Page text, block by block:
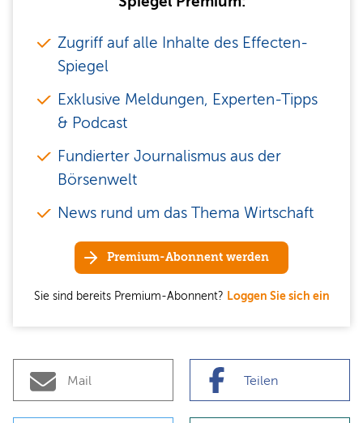
Zugriff auf alle Inhalte des Effecten-
Spiegel
Exklusive Meldungen, Experten-Tipps
& Podcast
Fundierter Journalismus aus der
Börsenwelt
News rund um das Thema Wirtschaft
Premium-Abonnent werden
Sie sind bereits Premium-Abonnent? Loggen Sie sich ein
Mail Teilen